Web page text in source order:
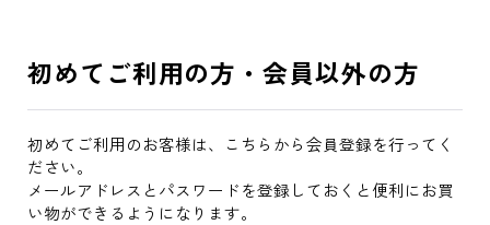
初めてご利用の方・会員以外の方
初めてご利用のお客様は、こちらから会員登録を行ってく
ださい。
メールアドレスとパスワードを登録しておくと便利にお買
い物ができるようになります。